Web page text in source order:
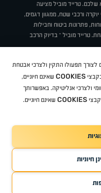
טרייד מוביל מציעה
ורכבי שטח, ממגוון דגמים,
פתרונות ביטוח וחבילות
טרייד מוביל – בדיוק הרכב
איך זה עובד? דרושים
ניסאןטויוטהדאצ'יהפולקסווגןטסלה
TradeMobile
TradeMobile facebook
מוביל2026
לצורך תפעולו התקין ולצרכי אבטחת
COOKIES שאינם חיוניים,
ולצרכי אנליטיקה. באפשרותך
COOKIES שאינם חיוניים.
חיוניות